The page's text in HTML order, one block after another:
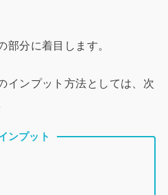
部分に着目します。
インプット方法としては、次
ンプット